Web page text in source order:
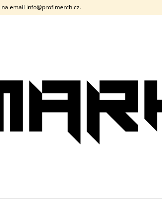
email info@profimerch.cz.